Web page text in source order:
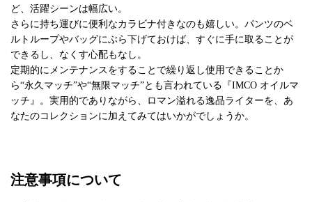
ど、活躍シーンは幅広い。
さらに持ち運びに便利なカラビナ付きなのも嬉しい。パンツのベ
ルトループやバッグにぶら下げておけば、すぐに手に取ることが
できるし、なくす心配もなし。
定期的にメンテナンスをすることで繰り返し使用できることか
ら“永久マッチ”や“無限マッチ”とも言われている『IMCO オイルマ
ッチ』。実用的でありながら、ロマン溢れる逸品ライターを、あ
なたのコレクションに加えてみてはいかがでしょうか。
注意事項について